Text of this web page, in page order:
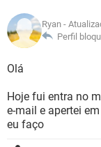
GUIA DE COMPRAS
INSTAGRAM
GUIA DE COMPRAS
CELULAR
OUTLOOK
INSTAGRAM
JOGOS
CELULAR
OUTLOOK
INSTAGRAM
GUIA DE COMPRAS
GLOSSÁRIO
JOGOS
OUTLOOK
INSTAGRAM
Ryan -
Perfil
Olá
Hoje fui entra no
e-mail e apertei
eu faço